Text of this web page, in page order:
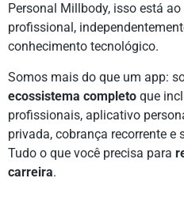
Personal Millbody, isso está
profissional,
conhecimento tecnológico.
Somos mais do que um app:
ecossistema completo que
profissionais, aplicativo
privada, cobrança recorrente e
Tudo o que você precisa para
carreira.